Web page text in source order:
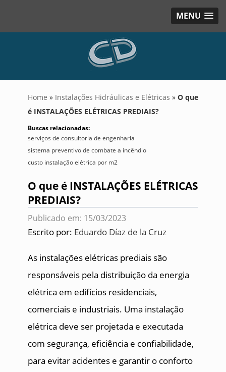
MENU
Home » Instalações Hidráulicas e Elétricas » O que
é INSTALAÇÕES ELÉTRICAS PREDIAIS?
Buscas relacionadas:
serviços de consultoria de engenharia
sistema preventivo de combate a incêndio
custo instalação elétrica por m2
O que é INSTALAÇÕES ELÉTRICAS
PREDIAIS?
Publicado em: 15/03/2023
Escrito por: Eduardo Díaz de la Cruz
As instalações elétricas prediais são
responsáveis pela distribuição da energia
elétrica em edifícios residenciais,
comerciais e industriais. Uma instalação
elétrica deve ser projetada e executada
com segurança, eficiência e confiabilidade,
para evitar acidentes e garantir o conforto